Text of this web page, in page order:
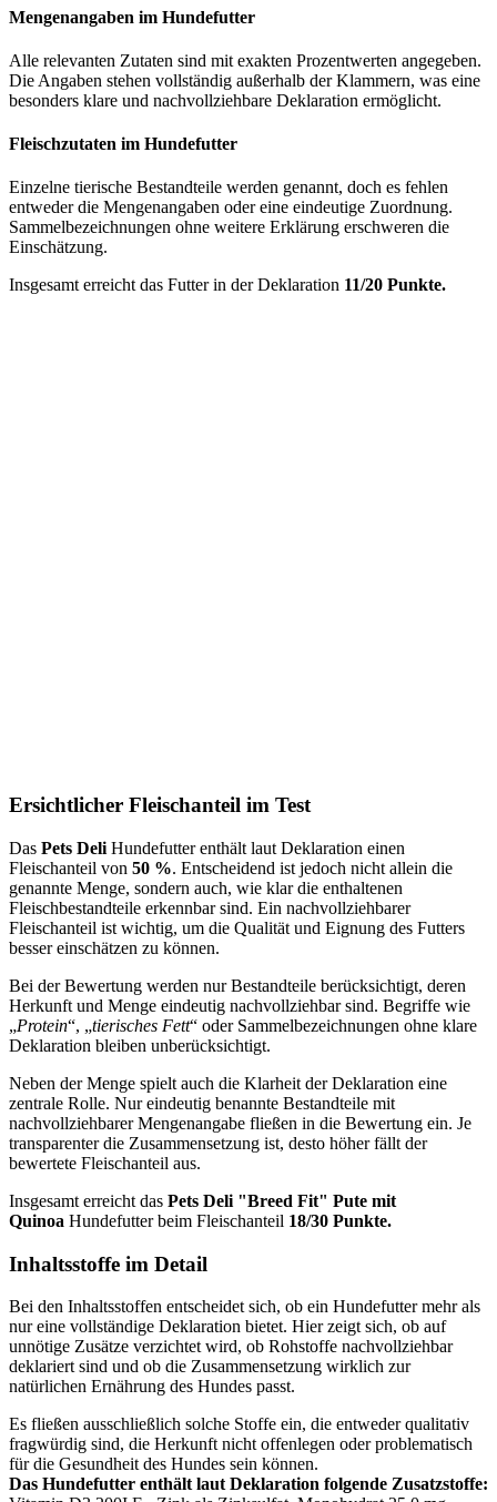
Mengenangaben im Hundefutter
Alle relevanten Zutaten sind mit exakten Prozentwerten angegeben.
Die Angaben stehen vollständig außerhalb der Klammern, was eine
besonders klare und nachvollziehbare Deklaration ermöglicht.
Fleischzutaten im Hundefutter
Einzelne tierische Bestandteile werden genannt, doch es fehlen
entweder die Mengenangaben oder eine eindeutige Zuordnung.
Sammelbezeichnungen ohne weitere Erklärung erschweren die
Einschätzung.
Insgesamt erreicht das Futter in der Deklaration 11/20 Punkte.
Ersichtlicher Fleischanteil im Test
Das Pets Deli Hundefutter enthält laut Deklaration einen
Fleischanteil von 50 %. Entscheidend ist jedoch nicht allein die
genannte Menge, sondern auch, wie klar die enthaltenen
Fleischbestandteile erkennbar sind. Ein nachvollziehbarer
Fleischanteil ist wichtig, um die Qualität und Eignung des Futters
besser einschätzen zu können.
Bei der Bewertung werden nur Bestandteile berücksichtigt, deren
Herkunft und Menge eindeutig nachvollziehbar sind. Begriffe wie
„Protein“, „tierisches Fett“ oder Sammelbezeichnungen ohne klare
Deklaration bleiben unberücksichtigt.
Neben der Menge spielt auch die Klarheit der Deklaration eine
zentrale Rolle. Nur eindeutig benannte Bestandteile mit
nachvollziehbarer Mengenangabe fließen in die Bewertung ein. Je
transparenter die Zusammensetzung ist, desto höher fällt der
bewertete Fleischanteil aus.
Insgesamt erreicht das Pets Deli "Breed Fit" Pute mit
Quinoa Hundefutter beim Fleischanteil 18/30 Punkte.
Inhaltsstoffe im Detail
Bei den Inhaltsstoffen entscheidet sich, ob ein Hundefutter mehr als
nur eine vollständige Deklaration bietet. Hier zeigt sich, ob auf
unnötige Zusätze verzichtet wird, ob Rohstoffe nachvollziehbar
deklariert sind und ob die Zusammensetzung wirklich zur
natürlichen Ernährung des Hundes passt.
Es fließen ausschließlich solche Stoffe ein, die entweder qualitativ
fragwürdig sind, die Herkunft nicht offenlegen oder problematisch
für die Gesundheit des Hundes sein können.
Das Hundefutter enthält laut Deklaration folgende Zusatzstoffe: